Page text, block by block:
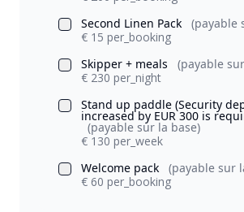
Second Linen Pack
(payable
€ 15 per_booking
Skipper + meals
(payable
€ 230 per_night
Stand up paddle (Security
increased by EUR 300 is
(payable sur la base)
€ 130 per_week
Welcome pack
(payable sur
€ 60 per_booking